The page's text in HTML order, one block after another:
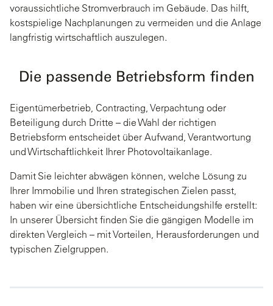
voraussichtliche Stromverbrauch im Gebäude. Das hilft,
kostspielige Nachplanungen zu vermeiden und die Anlage
langfristig wirtschaftlich auszulegen.
Die passende Betriebsform finden
Eigentümerbetrieb, Contracting, Verpachtung oder
Beteiligung durch Dritte – die Wahl der richtigen
Betriebsform entscheidet über Aufwand, Verantwortung
und Wirtschaftlichkeit Ihrer Photovoltaikanlage.
Damit Sie leichter abwägen können, welche Lösung zu
Ihrer Immobilie und Ihren strategischen Zielen passt,
haben wir eine übersichtliche Entscheidungshilfe erstellt:
In unserer Übersicht finden Sie die gängigen Modelle im
direkten Vergleich – mit Vorteilen, Herausforderungen und
typischen Zielgruppen.